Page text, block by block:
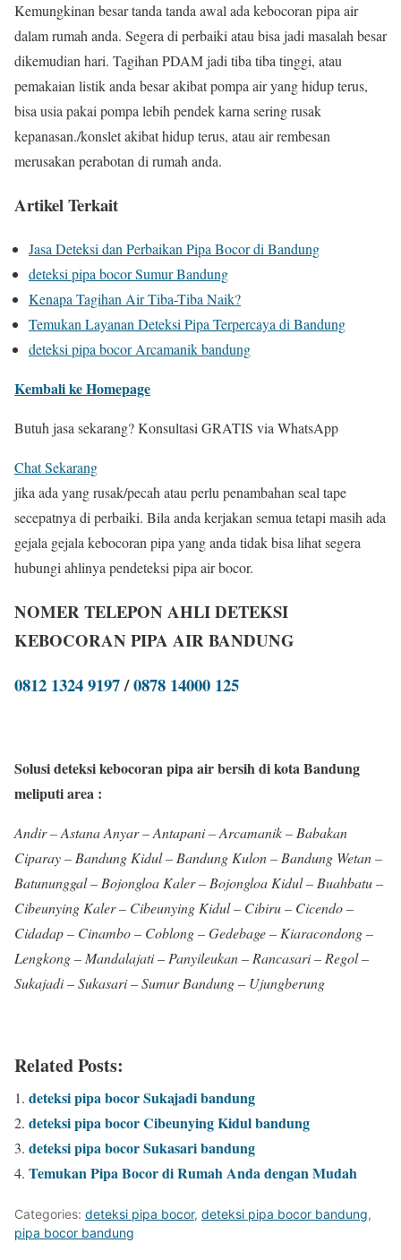
Kemungkinan besar tanda tanda awal ada kebocoran pipa air
dalam rumah anda. Segera di perbaiki atau bisa jadi masalah besar
dikemudian hari. Tagihan PDAM jadi tiba tiba tinggi, atau
pemakaian listik anda besar akibat pompa air yang hidup terus,
bisa usia pakai pompa lebih pendek karna sering rusak
kepanasan./konslet akibat hidup terus, atau air rembesan
merusakan perabotan di rumah anda.
Artikel Terkait
Jasa Deteksi dan Perbaikan Pipa Bocor di Bandung
deteksi pipa bocor Sumur Bandung
Kenapa Tagihan Air Tiba-Tiba Naik?
Temukan Layanan Deteksi Pipa Terpercaya di Bandung
deteksi pipa bocor Arcamanik bandung
Kembali ke Homepage
Butuh jasa sekarang? Konsultasi GRATIS via WhatsApp
Chat Sekarang
jika ada yang rusak/pecah atau perlu penambahan seal tape
secepatnya di perbaiki. Bila anda kerjakan semua tetapi masih ada
gejala gejala kebocoran pipa yang anda tidak bisa lihat segera
hubungi ahlinya pendeteksi pipa air bocor.
NOMER TELEPON AHLI DETEKSI
KEBOCORAN PIPA AIR BANDUNG
0812 1324 9197/0878 14000 125
Solusi deteksi kebocoran pipa air bersih di kota Bandung
meliputi area :
Andir – Astana Anyar – Antapani – Arcamanik – Babakan
Ciparay – Bandung Kidul – Bandung Kulon – Bandung Wetan –
Batununggal – Bojongloa Kaler – Bojongloa Kidul – Buahbatu –
Cibeunying Kaler – Cibeunying Kidul – Cibiru – Cicendo –
Cidadap – Cinambo – Coblong – Gedebage – Kiaracondong –
Lengkong – Mandalajati – Panyileukan – Rancasari – Regol –
Sukajadi – Sukasari – Sumur Bandung – Ujungberung
Related Posts:
deteksi pipa bocor Sukajadi bandung
deteksi pipa bocor Cibeunying Kidul bandung
deteksi pipa bocor Sukasari bandung
Temukan Pipa Bocor di Rumah Anda dengan Mudah
Categories: deteksi pipa bocor, deteksi pipa bocor bandung,
pipa bocor bandung